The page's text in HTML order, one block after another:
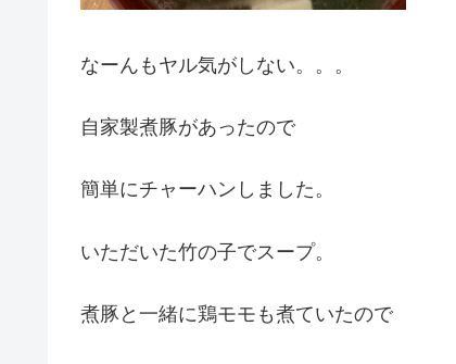
なーんもヤル気がしない。。。
自家製煮豚があったので
簡単にチャーハンしました。
いただいた竹の子でスープ。
煮豚と一緒に鶏モモも煮ていたので